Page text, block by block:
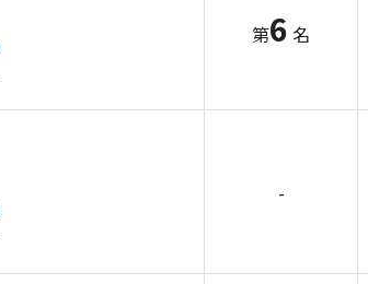
第6 名
-